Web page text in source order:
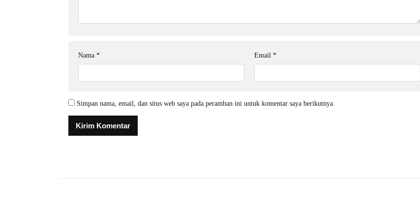
Nama * Email *
Simpan nama, email, dan situs web saya pada peramban ini untuk komentar saya berikutnya.